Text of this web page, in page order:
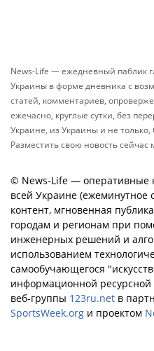
News-Life — ежедневный паблик
Украины в форме дневника с
статей, комментариев,
ежечасно, круглые сутки, без
Украине, из Украины и не только,
Разместить свою новость
© News-Life — оперативные
всей Украине (ежеминутное
контент, мгновенная
городам и регионам при
инженерных решений и
использованием
самообучающегося
информационной
веб-группы 123ru.net в
SportsWeek.org и проектом